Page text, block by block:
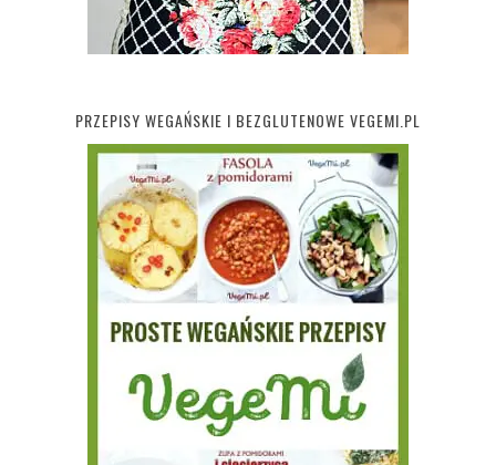
PRZEPISY WEGAŃSKIE I BEZGLUTENOWE VEGEMI.PL